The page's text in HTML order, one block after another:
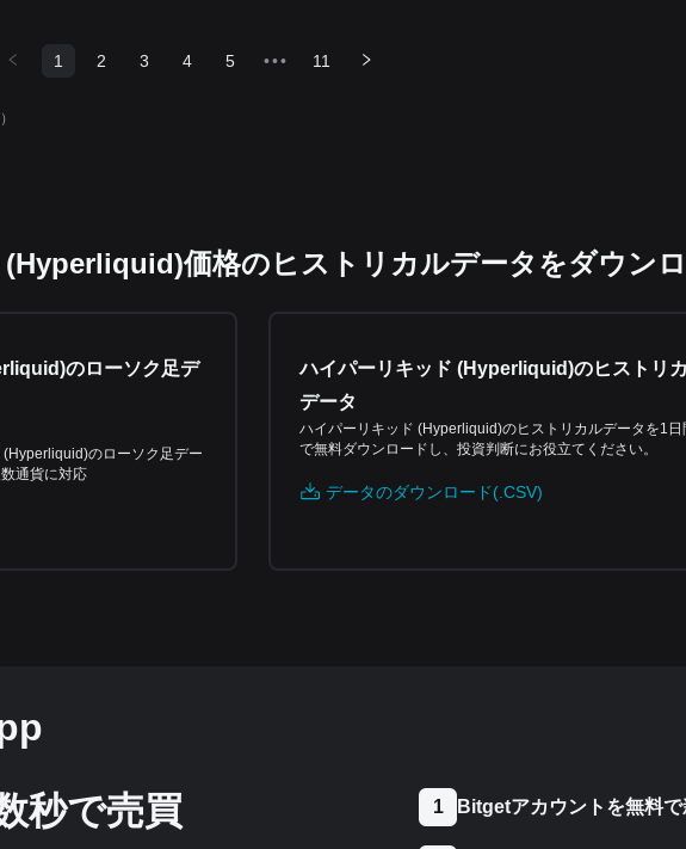
1 2 3 4 5 ••• 11
価格のヒストリカルデータをダウン
のローソク足デ
のローソク足デー
通貨に対応
ハイパーリキッド (Hyperliquid)のヒストリ
データ
ハイパーリキッド (Hyperliquid)のヒストリカルデータを1日
で無料ダウンロードし、投資判断にお役立てください。
データのダウンロード(.CSV)
秒で売買
1 Bitgetアカウントを無料